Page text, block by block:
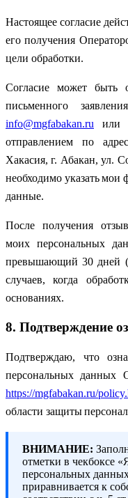
Настоящее согласие
его получения
цели обработки.
Согласие может быть
письменного
info@mgfabakan.ru или
отправлением по
Хакасия, г. Абакан, ул.
необходимо указать
данные.
После получения
моих персональных
превышающий 30 дней
случаев, когда
основаниях.
8. Подтверждение
Подтверждаю, что
персональных данных
https://mgfabakan.ru/
области защиты
ВНИМАНИЕ:
отметки в чекбоксе
персональных
приравнивается к